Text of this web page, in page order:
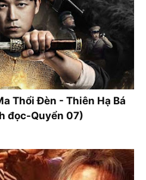
Thổi Đèn - Thiên Hạ Bá
đọc-Quyển 07)